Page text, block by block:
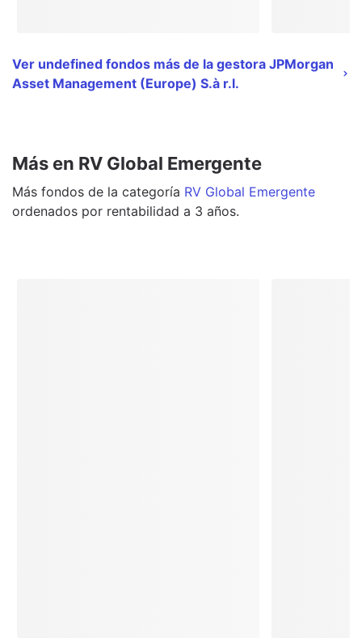
Ver undefined fondos más de la gestora JPMorgan
Asset Management (Europe) S.à r.l.
Más en RV Global Emergente
Más fondos de la categoría RV Global Emergente
ordenados por rentabilidad a 3 años.